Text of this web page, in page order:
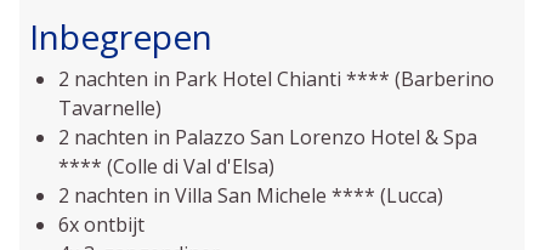
Inbegrepen
2 nachten in Park Hotel Chianti **** (Barberino
Tavarnelle)
2 nachten in Palazzo San Lorenzo Hotel & Spa
**** (Colle di Val d'Elsa)
2 nachten in Villa San Michele **** (Lucca)
6x ontbijt